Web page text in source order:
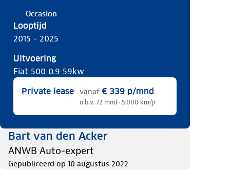
Occasion
Looptijd
2015 - 2025
Uitvoering
Fiat 500 0.9 59kw
Private lease vanaf € 339 p/mnd
o.b.v. 72 mnd · 5.000 km/jr
Bart van den Acker
ANWB Auto-expert
Gepubliceerd op 10 augustus 2022